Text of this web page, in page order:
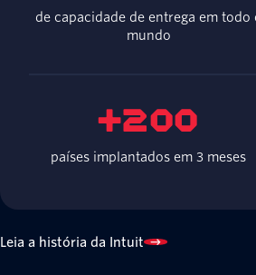
de capacidade de entrega em todo
mundo
+200
países implantados em 3 meses
Leia a história da Intuit